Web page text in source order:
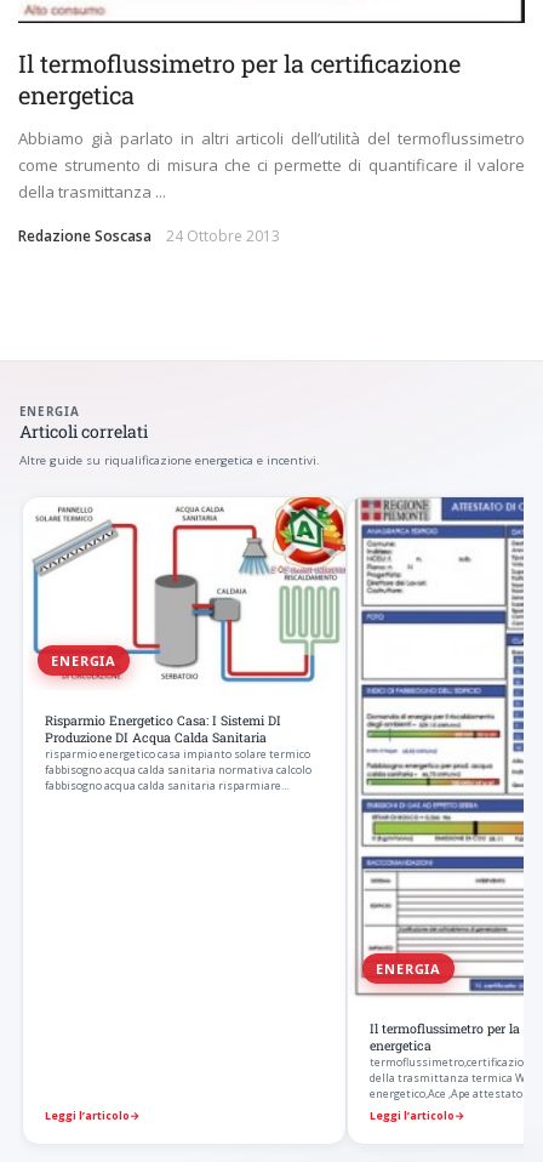
Il termoflussimetro per la certificazione
energetica
Abbiamo già parlato in altri articoli dell’utilità del termoflussimetro
come strumento di misura che ci permette di quantificare il valore
della trasmittanza ...
Redazione Soscasa 24 Ottobre 2013
ENERGIA
Articoli correlati
Altre guide su riqualificazione energetica e incentivi.
ENERGIA
Risparmio Energetico Casa: I Sistemi DI
Produzione DI Acqua Calda Sanitaria
risparmio energetico casa impianto solare termico
fabbisogno acqua calda sanitaria normativa calcolo
fabbisogno acqua calda sanitaria risparmiare…
Leggi l’articolo→
ENERGIA
Il termoflussimetro per la
energetica
termoflussimetro,certificazione
della trasmittanza termica W/
energetico,Ace ,Ape attestato
Leggi l’articolo→